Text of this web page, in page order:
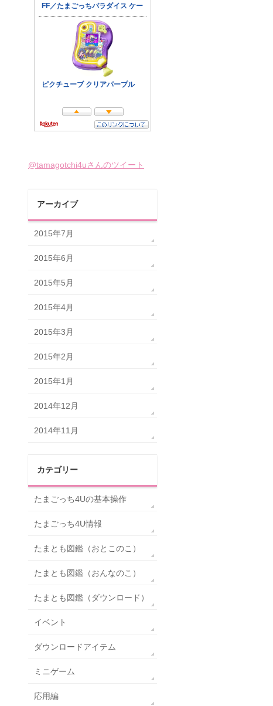
@tamagotchi4uさんのツイート
アーカイブ
2015年7月
2015年6月
2015年5月
2015年4月
2015年3月
2015年2月
2015年1月
2014年12月
2014年11月
カテゴリー
たまごっち4Uの基本操作
たまごっち4U情報
たまとも図鑑（おとこのこ）
たまとも図鑑（おんなのこ）
たまとも図鑑（ダウンロード）
イベント
ダウンロードアイテム
ミニゲーム
応用編